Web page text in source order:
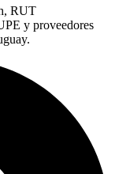
RUT
y proveedores